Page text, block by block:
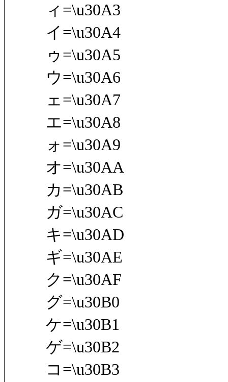
ィ=\u30A3
イ=\u30A4
ゥ=\u30A5
ウ=\u30A6
ェ=\u30A7
エ=\u30A8
ォ=\u30A9
オ=\u30AA
カ=\u30AB
ガ=\u30AC
キ=\u30AD
ギ=\u30AE
ク=\u30AF
グ=\u30B0
ケ=\u30B1
ゲ=\u30B2
コ=\u30B3